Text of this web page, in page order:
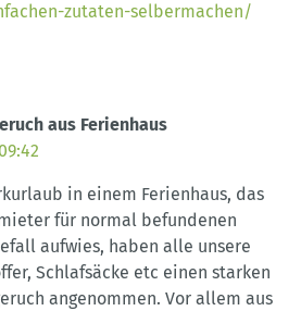
zutaten-selbermachen/
aus Ferienhaus
in einem Ferienhaus, das
für normal befundenen
aufwies, haben alle unsere
Schlafsäcke etc einen starken
angenommen. Vor allem aus